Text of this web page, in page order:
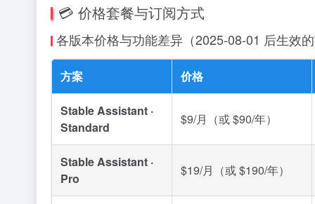
💳 价格套餐与订阅方式
各版本价格与功能差异（2025-08-01 后生效
方案 价格
Stable Assistant ·
Standard
$9/月（或 $90/年）
Stable Assistant ·
Pro
$19/月（或 $190/年）